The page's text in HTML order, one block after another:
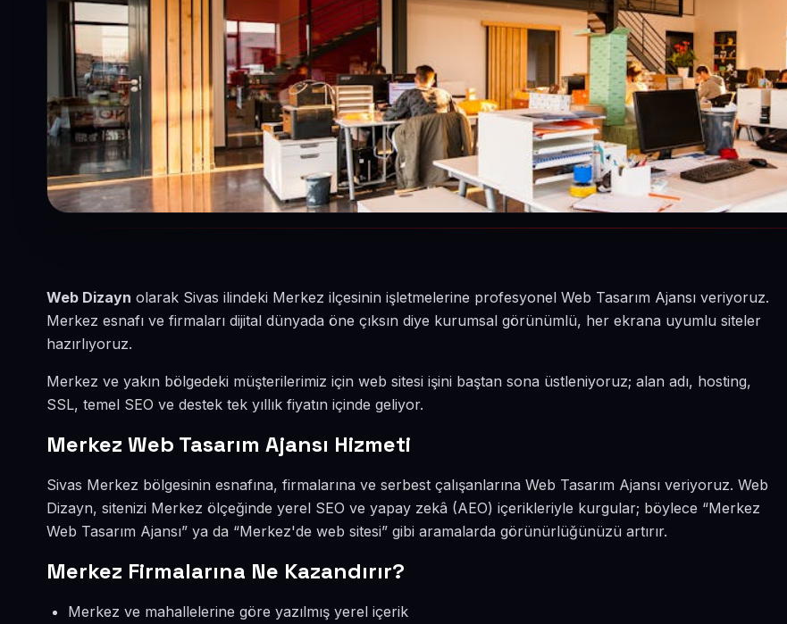
Web Dizayn olarak Sivas ilindeki Merkez ilçesinin işletmelerine profesyonel Web Tasarım Ajansı veriyoruz.
Merkez esnafı ve firmaları dijital dünyada öne çıksın diye kurumsal görünümlü, her ekrana uyumlu siteler
hazırlıyoruz.
Merkez ve yakın bölgedeki müşterilerimiz için web sitesi işini baştan sona üstleniyoruz; alan adı, hosting,
SSL, temel SEO ve destek tek yıllık fiyatın içinde geliyor.
Merkez Web Tasarım Ajansı Hizmeti
Sivas Merkez bölgesinin esnafına, firmalarına ve serbest çalışanlarına Web Tasarım Ajansı veriyoruz. Web
Dizayn, sitenizi Merkez ölçeğinde yerel SEO ve yapay zekâ (AEO) içerikleriyle kurgular; böylece “Merkez
Web Tasarım Ajansı” ya da “Merkez'de web sitesi” gibi aramalarda görünürlüğünüzü artırır.
Merkez Firmalarına Ne Kazandırır?
Merkez ve mahallelerine göre yazılmış yerel içerik